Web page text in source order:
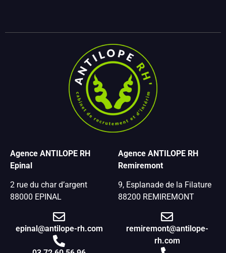
Agence ANTILOPE RH
Epinal
2 rue du char d’argent
88000 EPINAL
epinal@antilope-rh.com
Agence ANTILOPE RH
Remiremont
9, Esplanade de la Filature
88200 REMIREMONT
remiremont@antilope-
rh.com